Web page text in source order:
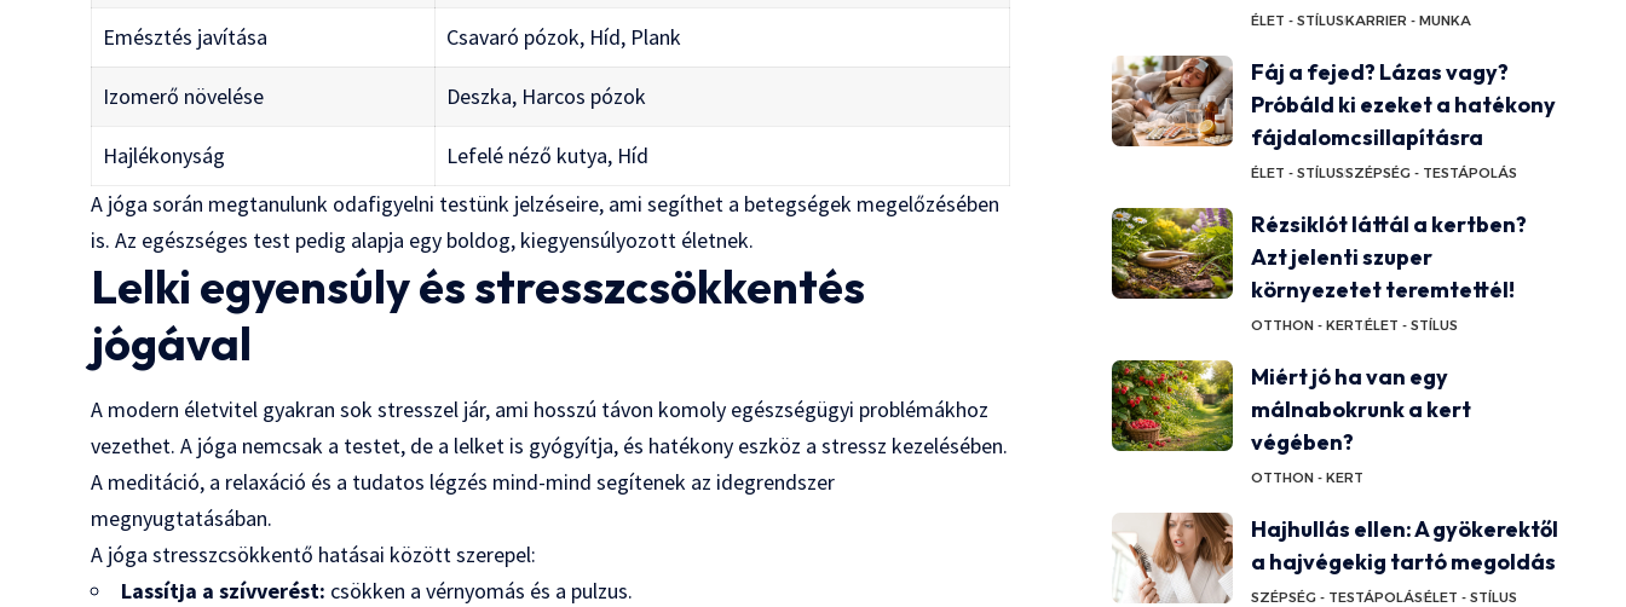
Emésztés javítása Csavaró pózok, Híd, Plank
Izomerő növelése Deszka, Harcos pózok
Hajlékonyság
Lefelé néző kutya, Híd
A jóga során megtanulunk odafigyelni testünk jelzéseire, ami segíthet a betegségek megelőzésében
is. Az egészséges test pedig alapja egy boldog, kiegyensúlyozott életnek.
Lelki egyensúly és stresszcsökkentés
jógával
A modern életvitel gyakran sok stresszel jár, ami hosszú távon komoly egészségügyi problémákhoz
vezethet. A jóga nemcsak a testet, de a lelket is gyógyítja, és hatékony eszköz a stressz kezelésében.
A meditáció, a relaxáció és a tudatos légzés mind-mind segítenek az idegrendszer
megnyugtatásában.
A jóga stresszcsökkentő hatásai között szerepel:
Lassítja a szívverést: csökken a vérnyomás és a pulzus.
ÉLET - STÍLUSKARRIER - MUNKA
Fáj a fejed? Lázas vagy?
Próbáld ki ezeket a hatékony
fájdalomcsillapításra
ÉLET - STÍLUSSZÉPSÉG - TESTÁPOLÁS
Rézsiklót láttál a kertben?
Azt jelenti szuper
környezetet teremtettél!
OTTHON - KERTÉLET - STÍLUS
Miért jó ha van egy
málnabokrunk a kert
végében?
OTTHON - KERT
Hajhullás ellen: A gyökerektől
a hajvégekig tartó megoldás
SZÉPSÉG - TESTÁPOLÁSÉLET - STÍLUS